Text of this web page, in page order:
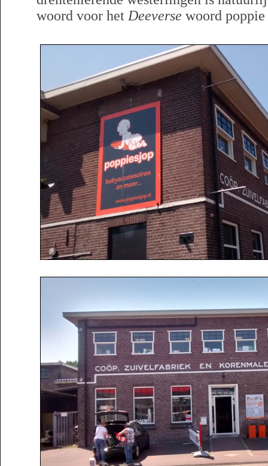
woord voor het Deeverse woord poppie